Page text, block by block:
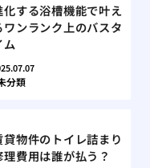
化する浴槽機能で叶え
ワンランク上のバスタ
ム
分類
貸物件のトイレ詰まり
理費用は誰が払う？